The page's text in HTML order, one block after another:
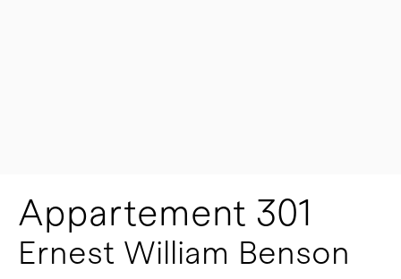
Appartement 301
Ernest William Benson